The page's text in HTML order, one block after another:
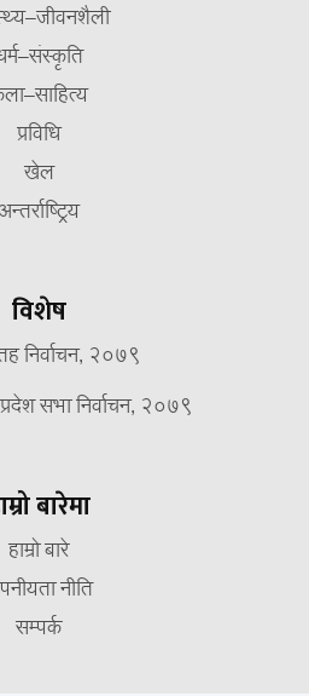
प्रविधि
खेल
विशेष
निर्वाचन, २०७९
प्रदेश सभा निर्वाचन, २०७९
बारेमा
हाम्रो बारे
नीति
सम्पर्क